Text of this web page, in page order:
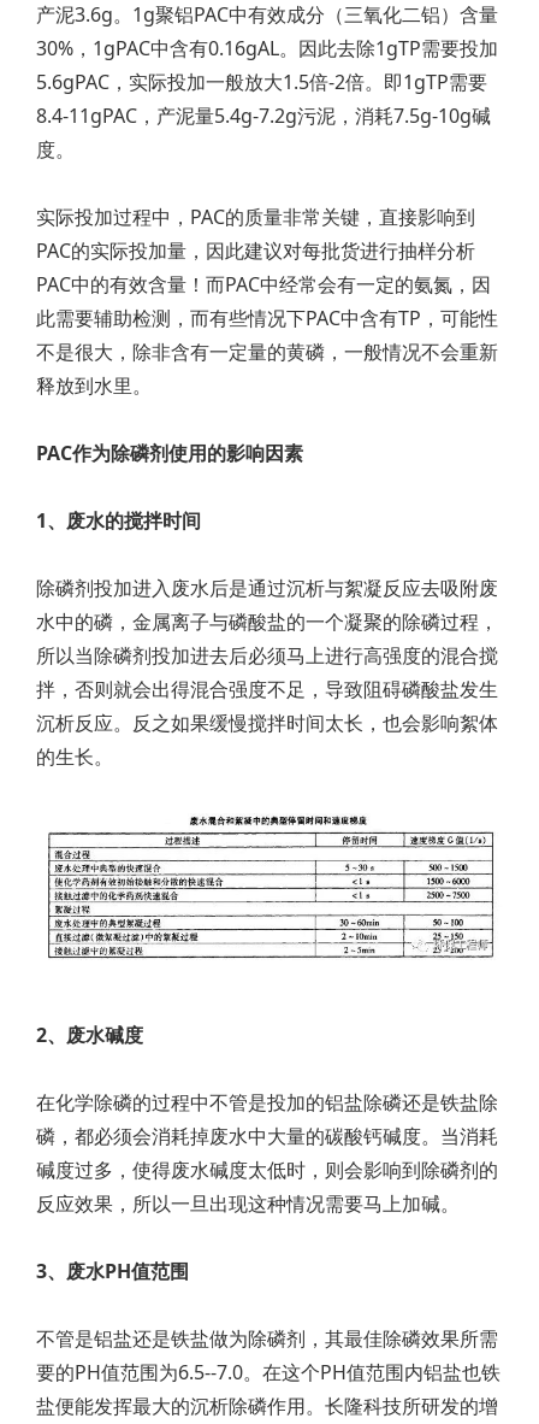
产泥3.6g。1g聚铝PAC中有效成分（三氧化二铝）含量
30%，1gPAC中含有0.16gAL。因此去除1gTP需要投加
5.6gPAC，实际投加一般放大1.5倍-2倍。即1gTP需要
8.4-11gPAC，产泥量5.4g-7.2g污泥，消耗7.5g-10g碱
度。
实际投加过程中，PAC的质量非常关键，直接影响到
PAC的实际投加量，因此建议对每批货进行抽样分析
PAC中的有效含量！而PAC中经常会有一定的氨氮，因
此需要辅助检测，而有些情况下PAC中含有TP，可能性
不是很大，除非含有一定量的黄磷，一般情况不会重新
释放到水里。
PAC作为除磷剂使用的影响因素
1、废水的搅拌时间
除磷剂投加进入废水后是通过沉析与絮凝反应去吸附废
水中的磷，金属离子与磷酸盐的一个凝聚的除磷过程，
所以当除磷剂投加进去后必须马上进行高强度的混合搅
拌，否则就会出得混合强度不足，导致阻碍磷酸盐发生
沉析反应。反之如果缓慢搅拌时间太长，也会影响絮体
的生长。
2、废水碱度
在化学除磷的过程中不管是投加的铝盐除磷还是铁盐除
磷，都必须会消耗掉废水中大量的碳酸钙碱度。当消耗
碱度过多，使得废水碱度太低时，则会影响到除磷剂的
反应效果，所以一旦出现这种情况需要马上加碱。
3、废水PH值范围
不管是铝盐还是铁盐做为除磷剂，其最佳除磷效果所需
要的PH值范围为6.5--7.0。在这个PH值范围内铝盐也铁
盐便能发挥最大的沉析除磷作用。长隆科技所研发的增